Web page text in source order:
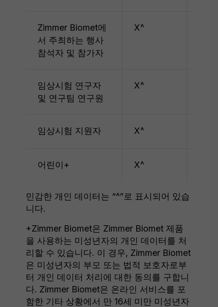
Zimmer Biomet에
서 주최하는 행사
참석자 및 참가자
X^
임상시험 연구자
및 연구팀 연구원
X^
임상시험 지원자 X^
어린이+ X^
민감한 개인 데이터는 “^”로 표시되어 있습
니다.
+Zimmer Biomet은 Zimmer Biomet 제품
을 사용하는 미성년자의 개인 데이터를 처
리할 수 있습니다. 이 경우, Zimmer Biomet
은 미성년자의 부모 또는 법적 보호자로부
터 개인 데이터 처리에 대한 동의를 구합니
다. Zimmer Biomet은 온라인 서비스를 포
함한 기타 상황에서 만 16세 미만 미성년자